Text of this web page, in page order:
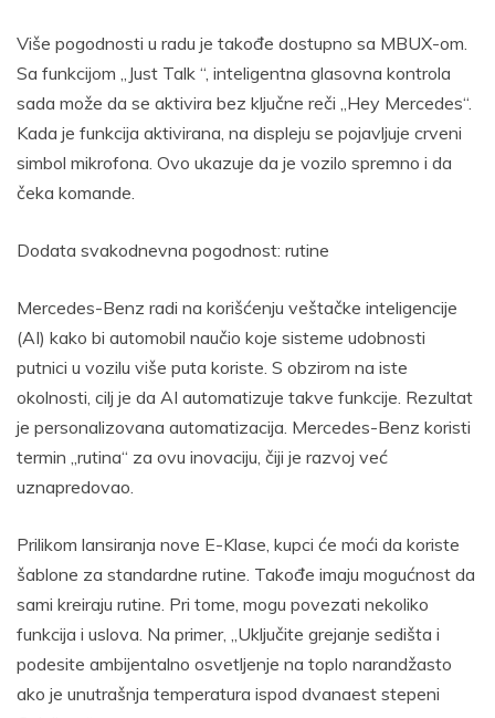
Više pogodnosti u radu je takođe dostupno sa MBUX-om.
Sa funkcijom „Just Talk “, inteligentna glasovna kontrola
sada može da se aktivira bez ključne reči „Hey Mercedes“.
Kada je funkcija aktivirana, na displeju se pojavljuje crveni
simbol mikrofona. Ovo ukazuje da je vozilo spremno i da
čeka komande.
Dodata svakodnevna pogodnost: rutine
Mercedes-Benz radi na korišćenju veštačke inteligencije
(AI) kako bi automobil naučio koje sisteme udobnosti
putnici u vozilu više puta koriste. S obzirom na iste
okolnosti, cilj je da AI automatizuje takve funkcije. Rezultat
je personalizovana automatizacija. Mercedes-Benz koristi
termin „rutina“ za ovu inovaciju, čiji je razvoj već
uznapredovao.
Prilikom lansiranja nove E-Klase, kupci će moći da koriste
šablone za standardne rutine. Takođe imaju mogućnost da
sami kreiraju rutine. Pri tome, mogu povezati nekoliko
funkcija i uslova. Na primer, „Uključite grejanje sedišta i
podesite ambijentalno osvetljenje na toplo narandžasto
ako je unutrašnja temperatura ispod dvanaest stepeni